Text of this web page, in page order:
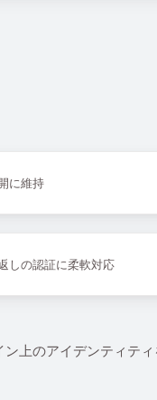
に維持
しの認証に柔軟対応
上のアイデンティテ